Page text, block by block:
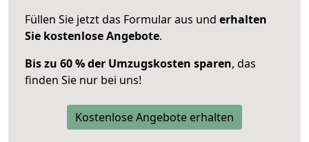
Füllen Sie jetzt das Formular aus und erhalten
Sie kostenlose Angebote.
Bis zu 60 % der Umzugskosten sparen, das
finden Sie nur bei uns!
Kostenlose Angebote erhalten